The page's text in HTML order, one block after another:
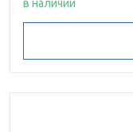
в наличии